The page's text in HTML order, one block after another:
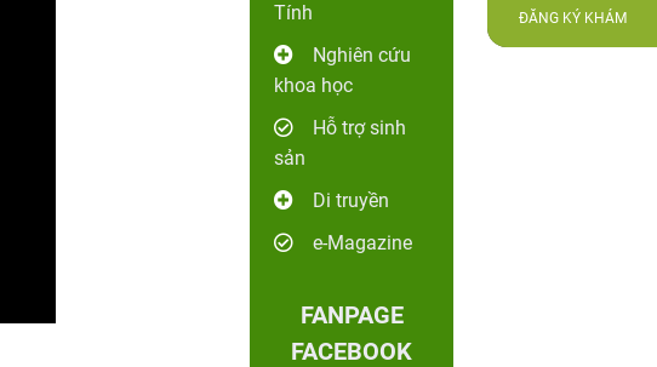
Tính
Nghiên cứu
khoa học
Hỗ trợ sinh
sản
Di truyền
e-Magazine
FANPAGE
FACEBOOK
ĐĂNG KÝ KHÁM